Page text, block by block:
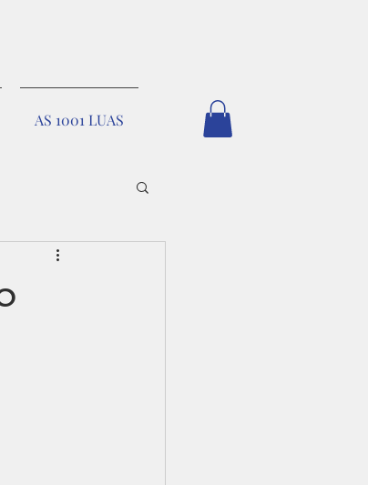
AS 1001 LUAS